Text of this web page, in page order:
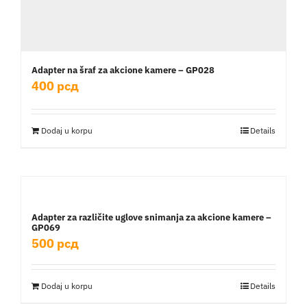
Adapter na šraf za akcione kamere – GP028
400 рсд
Dodaj u korpu Details
Adapter za različite uglove snimanja za akcione kamere –
GP069
500 рсд
Dodaj u korpu Details